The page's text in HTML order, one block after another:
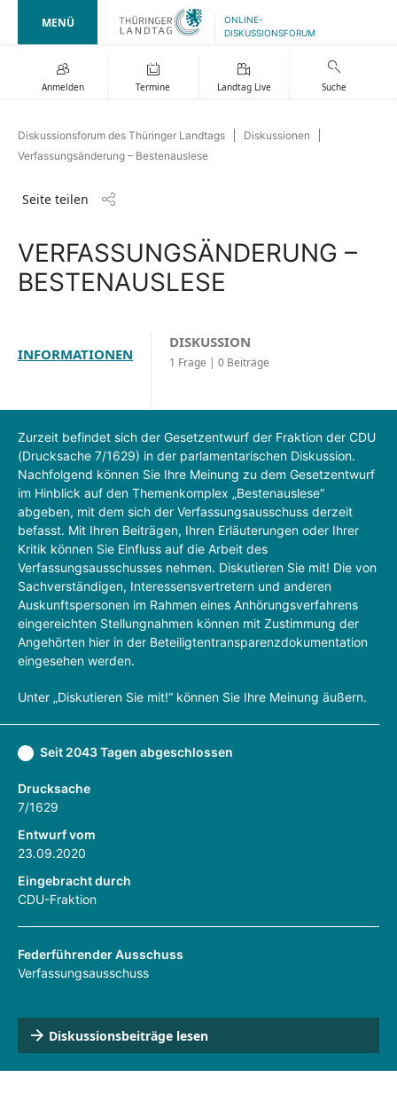
MENÜ
ONLINE-
DISKUSSIONSFORUM
Anmelden Termine Landtag Live Suche
Diskussionsforum des Thüringer Landtags
Diskussionen
Verfassungsänderung – Bestenauslese
Seite teilen
VERFASSUNGSÄNDERUNG –
BESTENAUSLESE
INFORMATIONEN
DISKUSSION
1 Frage | 0 Beiträge
Zurzeit befindet sich der Gesetzentwurf der Fraktion der CDU
(Drucksache 7/1629) in der parlamentarischen Diskussion.
Nachfolgend können Sie Ihre Meinung zu dem Gesetzentwurf
im Hinblick auf den Themenkomplex „Bestenauslese“
abgeben, mit dem sich der Verfassungsausschuss derzeit
befasst. Mit Ihren Beiträgen, Ihren Erläuterungen oder Ihrer
Kritik können Sie Einfluss auf die Arbeit des
Verfassungsausschusses nehmen. Diskutieren Sie mit! Die von
Sachverständigen, Interessensvertretern und anderen
Auskunftspersonen im Rahmen eines Anhörungsverfahrens
eingereichten Stellungnahmen können mit Zustimmung der
Angehörten hier in der Beteiligtentransparenzdokumentation
eingesehen werden.
Unter „Diskutieren Sie mit!“ können Sie Ihre Meinung äußern.
Seit 2043 Tagen abgeschlossen
Drucksache
7/1629
Entwurf vom
23.09.2020
Eingebracht durch
CDU-Fraktion
Federführender Ausschuss
Verfassungsausschuss
Diskussionsbeiträge lesen